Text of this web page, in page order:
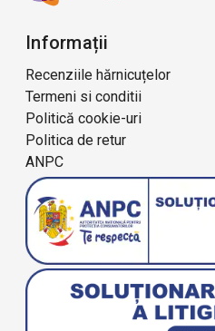
Informații
Recenziile hărnicuțelor
Termeni si conditii
Politică cookie-uri
Politica de retur
ANPC